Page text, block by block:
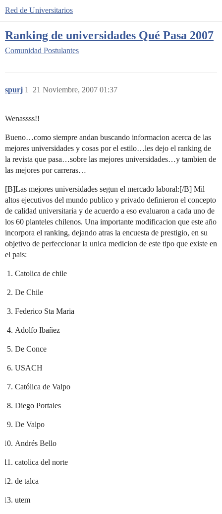
Red de Universitarios
Ranking de universidades Qué Pasa 2007
Comunidad Postulantes
spurj 21 Noviembre, 2007 01:37
1
Wenassss!!
Bueno…como siempre andan buscando informacion acerca de las
mejores universidades y cosas por el estilo…les dejo el ranking de
la revista que pasa…sobre las mejores universidades…y tambien de
las mejores por carreras…
[B]Las mejores universidades segun el mercado laboral:[/B] Mil
altos ejecutivos del mundo publico y privado definieron el concepto
de calidad universitaria y de acuerdo a eso evaluaron a cada uno de
los 60 planteles chilenos. Una importante modificacion que este año
incorpora el ranking, dejando atras la encuesta de prestigio, en su
objetivo de perfeccionar la unica medicion de este tipo que existe en
el pais:
Catolica de chile
De Chile
Federico Sta Maria
Adolfo Ibañez
De Conce
USACH
Católica de Valpo
Diego Portales
De Valpo
Andrés Bello
catolica del norte
de talca
utem